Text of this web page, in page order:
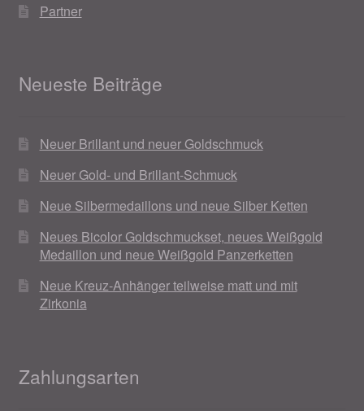
Partner
Neueste Beiträge
Neuer Brillant und neuer Goldschmuck
Neuer Gold- und Brillant-Schmuck
Neue Silbermedaillons und neue Silber Ketten
Neues Bicolor Goldschmuckset, neues Weißgold
Medaillon und neue Weißgold Panzerketten
Neue Kreuz-Anhänger teilweise matt und mit
Zirkonia
Zahlungsarten